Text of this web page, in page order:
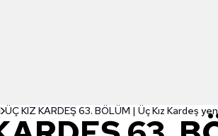
ÜÇ KIZ KARDEŞ 63. BÖLÜM | Üç Kız Kardeş